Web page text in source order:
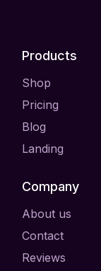
Products
Shop
Pricing
Blog
Landing
Company
About us
Contact
Reviews